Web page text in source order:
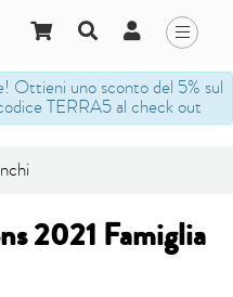
Ottieni uno sconto del 5% sul
TERRA5 al check out
2021 Famiglia